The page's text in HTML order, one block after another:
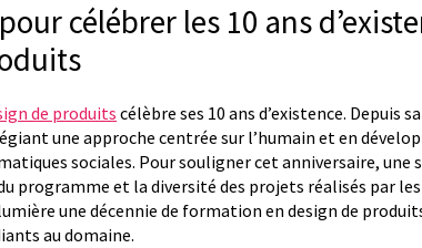
célébrer les 10 ans
de produitscélèbre ses 10 ans d’existence. Depuis
une approche centrée sur l’humain et en
sociales. Pour souligner cet anniversaire, une
programme et la diversité des projets réalisés par
une décennie de formation en design de
au domaine.